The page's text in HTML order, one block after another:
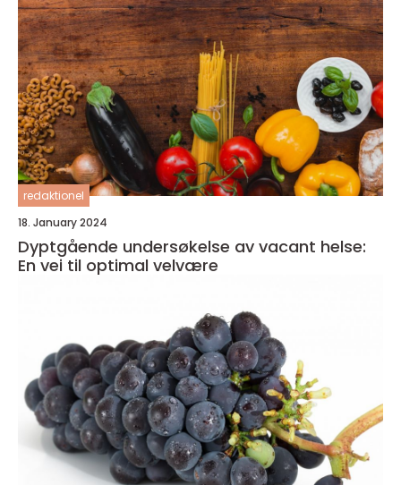
redaktionel
18. January 2024
Dyptgående undersøkelse av vacant helse:
En vei til optimal velvære